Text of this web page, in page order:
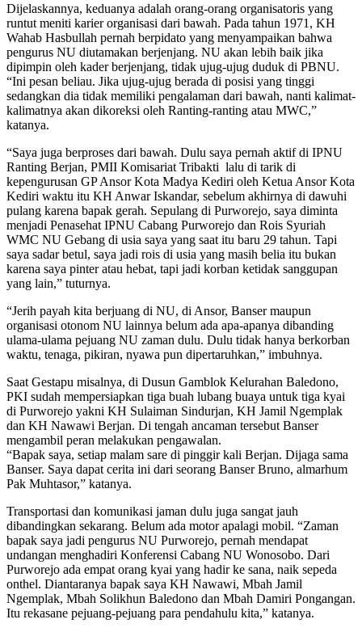
Dijelaskannya, keduanya adalah orang-orang organisatoris yang
runtut meniti karier organisasi dari bawah. Pada tahun 1971, KH
Wahab Hasbullah pernah berpidato yang menyampaikan bahwa
pengurus NU diutamakan berjenjang. NU akan lebih baik jika
dipimpin oleh kader berjenjang, tidak ujug-ujug duduk di PBNU.
“Ini pesan beliau. Jika ujug-ujug berada di posisi yang tinggi
sedangkan dia tidak memiliki pengalaman dari bawah, nanti kalimat-
kalimatnya akan dikoreksi oleh Ranting-ranting atau MWC,”
katanya.
“Saya juga berproses dari bawah. Dulu saya pernah aktif di IPNU
Ranting Berjan, PMII Komisariat Tribakti lalu di tarik di
kepengurusan GP Ansor Kota Madya Kediri oleh Ketua Ansor Kota
Kediri waktu itu KH Anwar Iskandar, sebelum akhirnya di dawuhi
pulang karena bapak gerah. Sepulang di Purworejo, saya diminta
menjadi Penasehat IPNU Cabang Purworejo dan Rois Syuriah
WMC NU Gebang di usia saya yang saat itu baru 29 tahun. Tapi
saya sadar betul, saya jadi rois di usia yang masih belia itu bukan
karena saya pinter atau hebat, tapi jadi korban ketidak sanggupan
yang lain,” tuturnya.
“Jerih payah kita berjuang di NU, di Ansor, Banser maupun
organisasi otonom NU lainnya belum ada apa-apanya dibanding
ulama-ulama pejuang NU zaman dulu. Dulu tidak hanya berkorban
waktu, tenaga, pikiran, nyawa pun dipertaruhkan,” imbuhnya.
Saat Gestapu misalnya, di Dusun Gamblok Kelurahan Baledono,
PKI sudah mempersiapkan tiga buah lubang buaya untuk tiga kyai
di Purworejo yakni KH Sulaiman Sindurjan, KH Jamil Ngemplak
dan KH Nawawi Berjan. Di tengah ancaman tersebut Banser
mengambil peran melakukan pengawalan.
“Bapak saya, setiap malam sare di pinggir kali Berjan. Dijaga sama
Banser. Saya dapat cerita ini dari seorang Banser Bruno, almarhum
Pak Muhtasor,” katanya.
Transportasi dan komunikasi jaman dulu juga sangat jauh
dibandingkan sekarang. Belum ada motor apalagi mobil. “Zaman
bapak saya jadi pengurus NU Purworejo, pernah mendapat
undangan menghadiri Konferensi Cabang NU Wonosobo. Dari
Purworejo ada empat orang kyai yang hadir ke sana, naik sepeda
onthel. Diantaranya bapak saya KH Nawawi, Mbah Jamil
Ngemplak, Mbah Solikhun Baledono dan Mbah Damiri Pongangan.
Itu rekasane pejuang-pejuang para pendahulu kita,” katanya.